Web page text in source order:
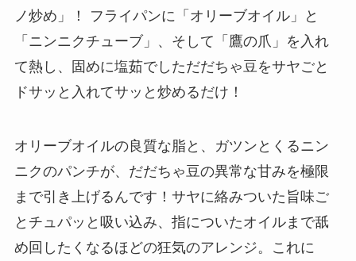
ノ炒め」！ フライパンに「オリーブオイル」と
「ニンニクチューブ」、そして「鷹の爪」を入れ
て熱し、固めに塩茹でしただだちゃ豆をサヤごと
ドサッと入れてサッと炒めるだけ！
オリーブオイルの良質な脂と、ガツンとくるニン
ニクのパンチが、だだちゃ豆の異常な甘みを極限
まで引き上げるんです！サヤに絡みついた旨味ご
とチュパッと吸い込み、指についたオイルまで舐
め回したくなるほどの狂気のアレンジ。これに